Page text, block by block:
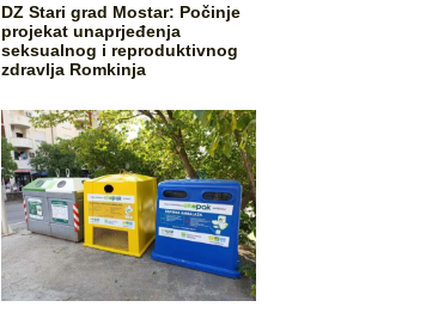
DZ Stari grad Mostar: Počinje
projekat unaprjeđenja
seksualnog i reproduktivnog
zdravlja Romkinja